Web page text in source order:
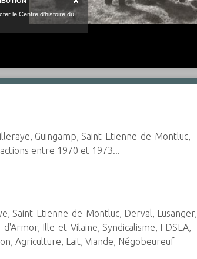
Guingamp, Saint-Etienne-de-Montluc,
entre 1970 et 1973...
Saint-Etienne-de-Montluc, Derval, Lusanger,
Ille-et-Vilaine, Syndicalisme, FDSEA,
Agriculture, Lait, Viande, Négobeureuf